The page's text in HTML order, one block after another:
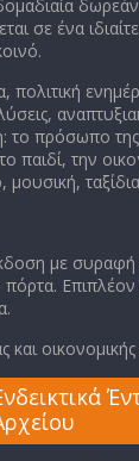
σε ένα
πολιτική
το πρόσωπο
παιδί, την
με
και